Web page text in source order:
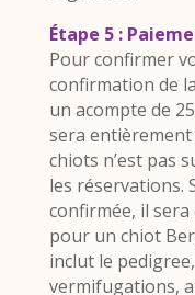
Étape 5 :
Pour confirmer
confirmation de
un acompte de
sera
chiots n’est pas
les réservations.
confirmée, il
pour un chiot
inclut le
vermifugations,